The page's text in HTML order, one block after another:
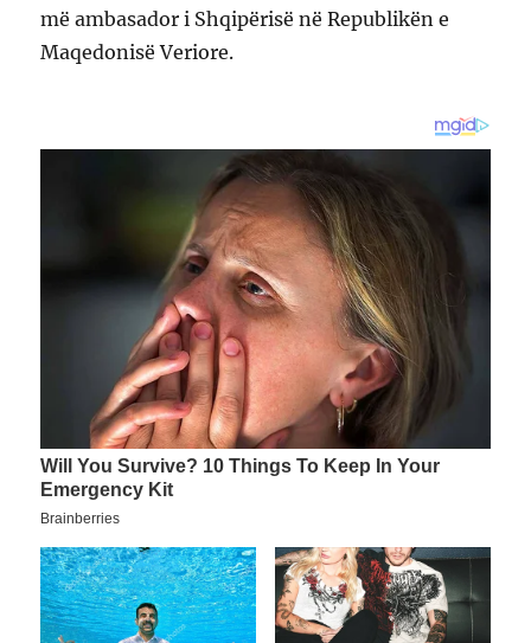
më ambasador i Shqipërisë në Republikën e
Maqedonisë Veriore.